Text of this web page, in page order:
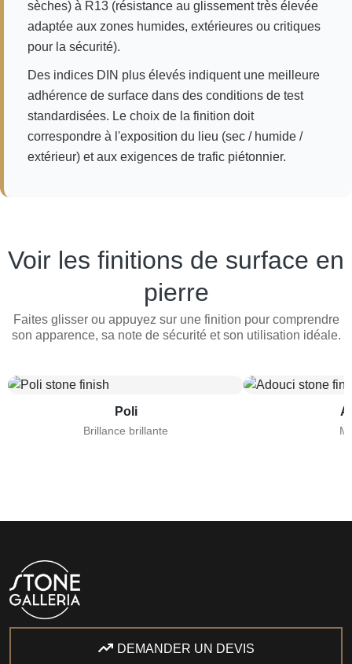
sèches) à R13 (résistance au glissement très élevée
adaptée aux zones humides, extérieures ou critiques
pour la sécurité).
Des indices DIN plus élevés indiquent une meilleure
adhérence de surface dans des conditions de test
standardisées. Le choix de la finition doit
correspondre à l'exposition du lieu (sec / humide /
extérieur) et aux exigences de trafic piétonnier.
Voir les finitions de surface en
pierre
Faites glisser ou appuyez sur une finition pour comprendre
son apparence, sa note de sécurité et son utilisation idéale.
Poli
Brillance brillante
RECOMMANDÉ POUR
PAS IDÉAL POUR
INDICE DE SÉCURITÉ ANTIDÉRAPANTE
DEMANDER UN DEVIS